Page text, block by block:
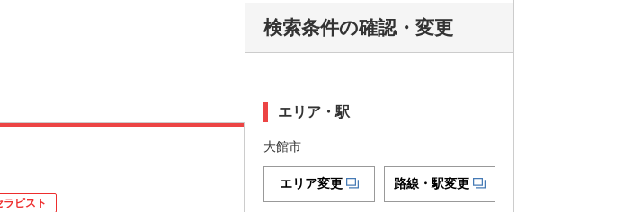
ラピスト
検索条件の確認・変更
エリア・駅
大館市
エリア変更 路線・駅変更